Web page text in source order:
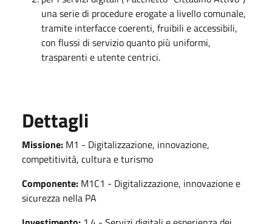
una serie di procedure erogate a livello comunale,
tramite interfacce coerenti, fruibili e accessibili,
con flussi di servizio quanto più uniformi,
trasparenti e utente centrici.
Dettagli
Missione: M1 - Digitalizzazione, innovazione,
competitività, cultura e turismo
Componente: M1C1 - Digitalizzazione, innovazione e
sicurezza nella PA